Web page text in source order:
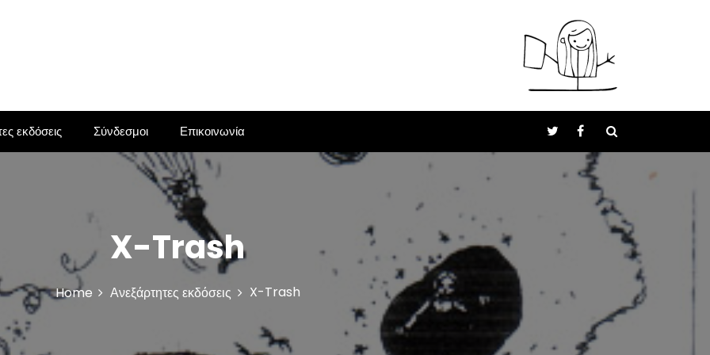
εκδόσεις Σύνδεσμοι Επικοινωνία
X-Trash
Home Ανεξάρτητες εκδόσεις X-Trash